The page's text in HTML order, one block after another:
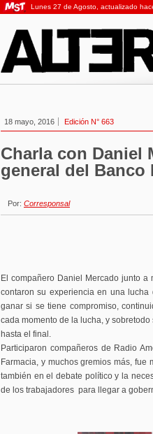
Lunes 27 de Agosto, actualizado
18 mayo, 2016 Edición N° 663
Charla con Daniel
general del Banco
Por: Corresponsal
El compañero Daniel Mercado junto
contaron su experiencia en una
ganar si se tiene compromiso,
cada momento de la lucha, y
hasta el final.
Participaron compañeros de Radio
Farmacia, y muchos gremios más,
también en el debate político y la
de los trabajadores para llegar a